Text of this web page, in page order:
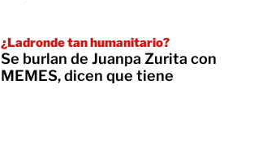
¿Ladronde tan humanitario?
Se burlan de Juanpa Zurita con
MEMES, dicen que tiene